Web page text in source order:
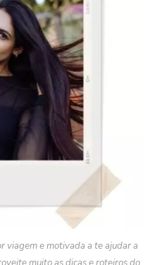
viagem e motivada a te ajudar a